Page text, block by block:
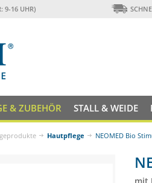
9-16 UHR)
& ZUBEHÖR STALL & WEIDE
Hautpflege NEOMED Bio